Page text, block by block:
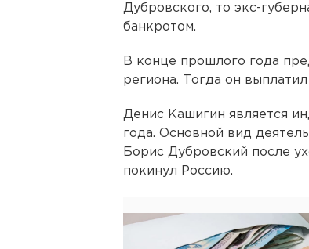
Дубровского, то экс-
банкротом.
В конце прошлого года
региона. Тогда он
Денис Кашигин является
года. Основной вид
Борис Дубровский после
покинул Россию.